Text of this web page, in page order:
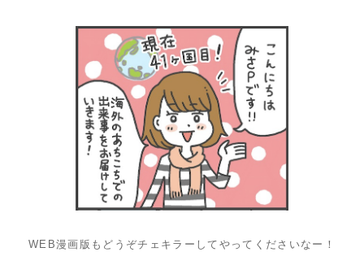
WEB漫画版もどうぞチェキラーしてやってくださいなー！